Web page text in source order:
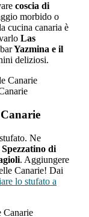
coscia di
morbido o
cucina canaria è
Las
Yazmina e il
deliziosi.
Ne
Spezzatino di
. Aggiungere
Canarie! Dai
lo stufato a